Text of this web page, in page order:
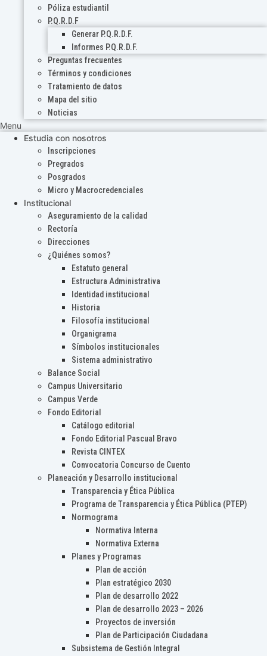
Póliza estudiantil
P.Q.R.D.F
Generar P.Q.R.D.F.
Informes P.Q.R.D.F.
Preguntas frecuentes
Términos y condiciones
Tratamiento de datos
Mapa del sitio
Noticias
Menu
Estudia con nosotros
Inscripciones
Pregrados
Posgrados
Micro y Macrocredenciales
Institucional
Aseguramiento de la calidad
Rectoría
Direcciones
¿Quiénes somos?
Estatuto general
Estructura Administrativa
Identidad institucional
Historia
Filosofía institucional
Organigrama
Símbolos institucionales
Sistema administrativo
Balance Social
Campus Universitario
Campus Verde
Fondo Editorial
Catálogo editorial
Fondo Editorial Pascual Bravo
Revista CINTEX
Convocatoria Concurso de Cuento
Planeación y Desarrollo institucional
Transparencia y Ética Pública
Programa de Transparencia y Ética Pública (PTEP)
Normograma
Normativa Interna
Normativa Externa
Planes y Programas
Plan de acción
Plan estratégico 2030
Plan de desarrollo 2022
Plan de desarrollo 2023 – 2026
Proyectos de inversión
Plan de Participación Ciudadana
Subsistema de Gestión Integral